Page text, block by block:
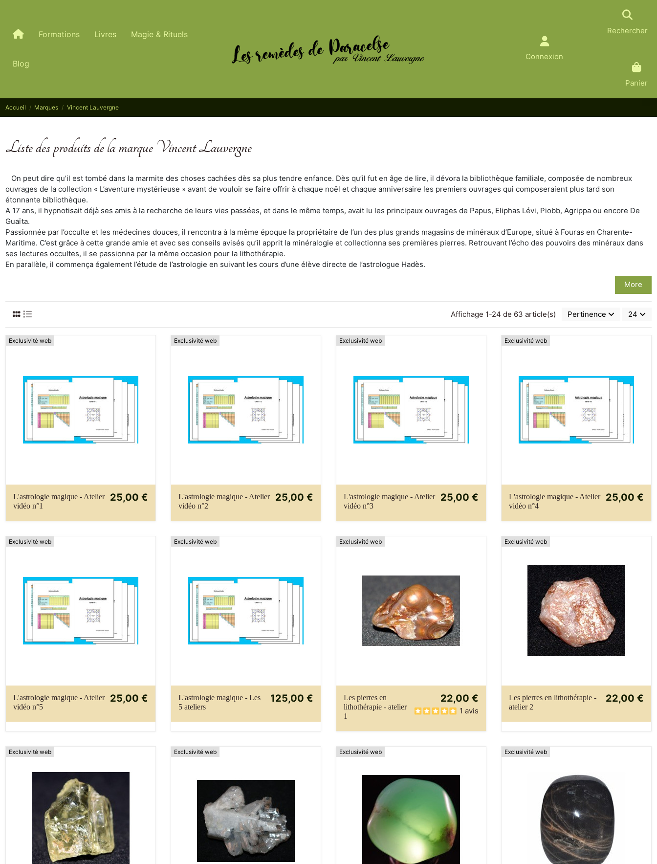
Formations Livres Magie & Rituels
Blog
Rechercher
Connexion
Panier
Accueil Marques Vincent Lauvergne
Liste des produits de la marque Vincent Lauvergne
On peut dire qu’il est tombé dans la marmite des choses cachées dès sa plus tendre enfance. Dès qu’il fut en âge de lire, il dévora la bibliothèque familiale, composée de nombreux
ouvrages de la collection « L’aventure mystérieuse » avant de vouloir se faire offrir à chaque noël et chaque anniversaire les premiers ouvrages qui composeraient plus tard son
étonnante bibliothèque.
A 17 ans, il hypnotisait déjà ses amis à la recherche de leurs vies passées, et dans le même temps, avait lu les principaux ouvrages de Papus, Eliphas Lévi, Piobb, Agrippa ou encore De
Guaïta.
Passionnée par l’occulte et les médecines douces, il rencontra à la même époque la propriétaire de l’un des plus grands magasins de minéraux d’Europe, situé à Fouras en Charente-
Maritime. C’est grâce à cette grande amie et avec ses conseils avisés qu’il apprit la minéralogie et collectionna ses premières pierres. Retrouvant l’écho des pouvoirs des minéraux dans
ses lectures occultes, il se passionna par la même occasion pour la lithothérapie.
En parallèle, il commença également l’étude de l’astrologie en suivant les cours d’une élève directe de l’astrologue Hadès.
More
Affichage 1-24 de 63 article(s) Pertinence 24
Exclusivité web
L'astrologie magique - Atelier
vidéo n°1
25,00 €
Exclusivité web
L'astrologie magique - Atelier
vidéo n°2
25,00 €
Exclusivité web
L'astrologie magique - Atelier
vidéo n°3
25,00 €
Exclusivité web
L'astrologie magique - Atelier
vidéo n°4
25,00 €
Exclusivité web
L'astrologie magique - Atelier
vidéo n°5
25,00 €
Exclusivité web
L'astrologie magique - Les
5 ateliers
125,00 €
Exclusivité web
Les pierres en
lithothérapie - atelier
1
22,00 €
1 avis
Exclusivité web
Les pierres en lithothérapie -
atelier 2
22,00 €
Exclusivité web Exclusivité web Exclusivité web Exclusivité web